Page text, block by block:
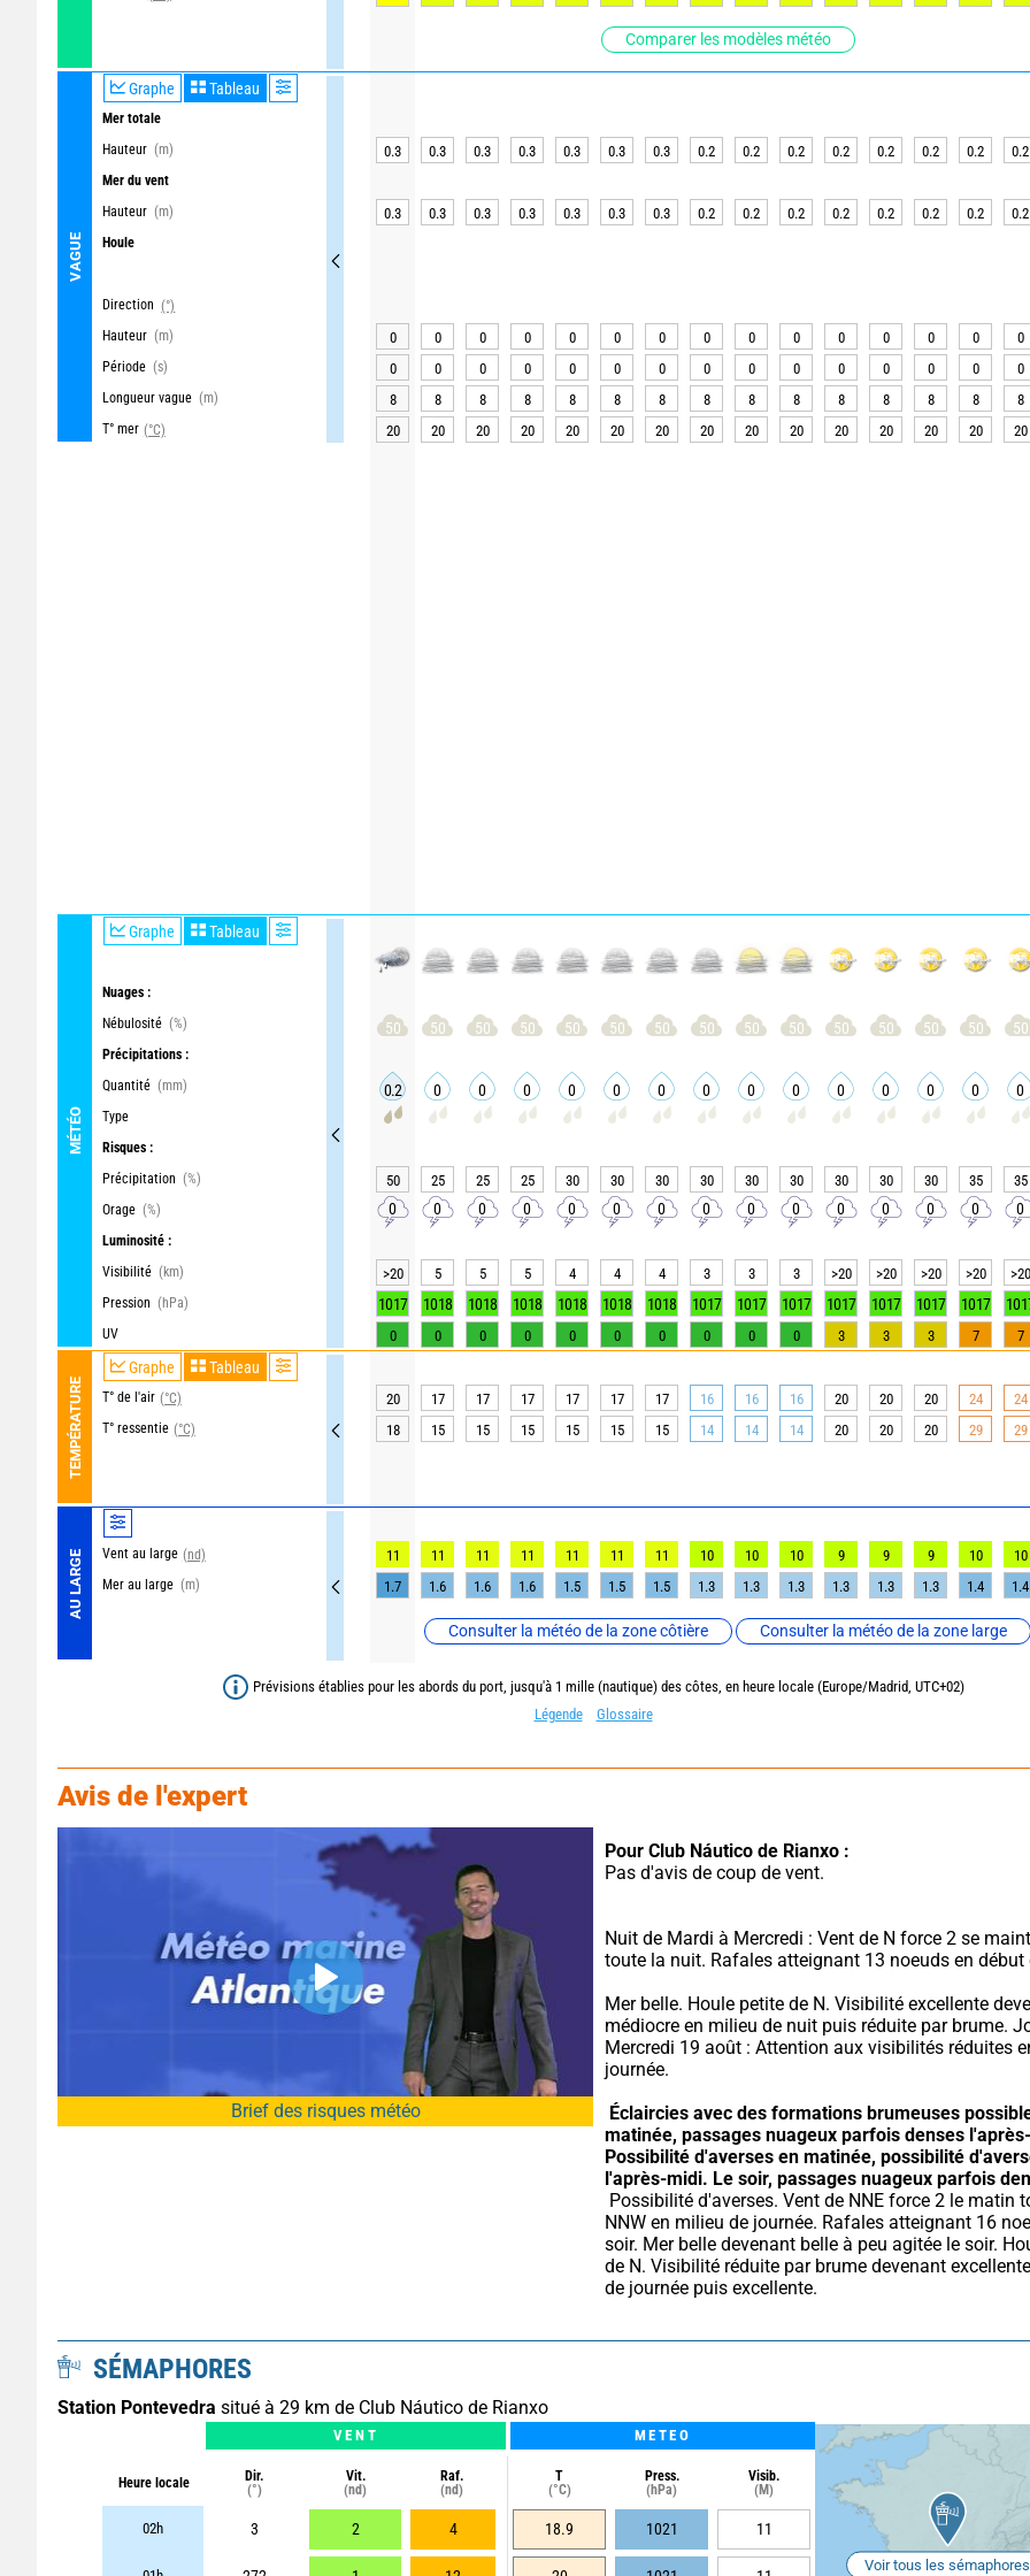
Comparer les modèles météo
VAGUE
Graphe Tableau
Mer totale
Hauteur (m)
Mer du vent
Hauteur (m)
Houle
Direction (°)
Hauteur (m)
Période (s)
Longueur vague (m)
T° mer (°C)
MÉTÉO
Graphe Tableau
Nuages :
Nébulosité (%)
Précipitations :
Quantité (mm)
Type
Risques :
Précipitation (%)
Orage (%)
Luminosité :
Visibilité (km)
Pression (hPa)
UV
TEMPÉRATURE
Graphe Tableau
T° de l'air (°C)
T° ressentie (°C)
AU LARGE Vent au large (nd)
Mer au large (m)
Consulter la météo de la zone côtière Consulter la météo de la zone large
0.3 0.3 0.3 0.3 0.3 0.3 0.3 0.2 0.2 0.2 0.2 0.2 0.2 0.2 0.2
0.3 0.3 0.3 0.3 0.3 0.3 0.3 0.2 0.2 0.2 0.2 0.2 0.2 0.2 0.2
0 0 0 0 0 0 0 0 0 0 0 0 0 0 0
0
0 0 0 0 0 0 0 0 0 0 0 0 0 0
8
8 8 8 8 8 8 8 8 8 8 8 8 8 8
20
20 20 20 20 20 20 20 20 20 20 20 20 20 20
50 50 50 50 50 50 50 50 50 50 50 50 50 50 50
0.2 0 0 0 0 0 0 0 0 0 0 0 0 0 0
50 25 25 25 30 30 30 30 30 30 30 30 30 35 35
0 0 0 0 0 0 0 0 0 0 0 0 0 0 0
>20 5 5 5 4 4 4 3 3 3 >20 >20 >20 >20 >20
1017 1018 1018 1018 1018 1018 1018 1017 1017 1017 1017 1017 1017 1017
0 0 0 0 0 0 0 0 0 0 3 3 3 7 7
20 17 17 17 17 17 17 16 16 16 20 20 20 24 24
18
15 15 15 15 15 15 14 14 14 20 20 20 29 29
11 11 11 11 11 11 11 10 10 10 9 9 9 10 10
1.7
1.6 1.6 1.6 1.5 1.5 1.5 1.3 1.3 1.3 1.3 1.3 1.3 1.4 1.4
Prévisions établies pour les abords du port, jusqu'à 1 mille (nautique) des côtes, en heure locale (Europe/Madrid, UTC+02)
Légende
Glossaire
Avis de l'expert
Brief des risques météo
Pour Club Náutico de Rianxo :
Pas d'avis de coup de vent.
Nuit de Mardi à Mercredi : Vent de N force 2 se
toute la nuit. Rafales atteignant 13 noeuds en début
Mer belle. Houle petite de N. Visibilité excellente
médiocre en milieu de nuit puis réduite par brume.
Mercredi 19 août : Attention aux visibilités réduites
journée.
Éclaircies avec des formations brumeuses
matinée, passages nuageux parfois denses
Possibilité d'averses en matinée, possibilité
l'après-midi. Le soir, passages nuageux parfois
NNW en milieu de journée. Rafales atteignant 16
soir. Mer belle devenant belle à peu agitée le soir.
de N. Visibilité réduite par brume devenant
de journée puis excellente.
SÉMAPHORES
Station Pontevedra situé à 29 km de Club Náutico de Rianxo
VENT METEO
Heure locale
Dir.
(°)
Vit.
(nd)
Raf.
(nd)
T
(°C)
Press.
(hPa)
Visib.
(M)
02h 3 2 4 18.9 1021 11
Voir tous les sémaphores